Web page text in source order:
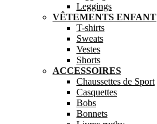
Leggings
VÊTEMENTS ENFANT
T-shirts
Sweats
Vestes
Shorts
ACCESSOIRES
Chaussettes de Sport
Casquettes
Bobs
Bonnets